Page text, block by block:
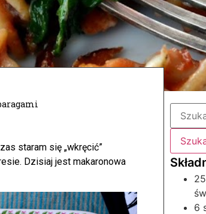
staram się „wkręcić”
Dzisiaj jest makaronowa
6